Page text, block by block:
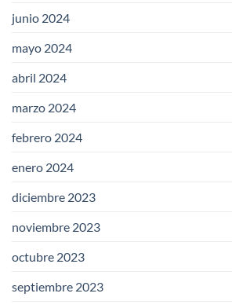
junio 2024
mayo 2024
abril 2024
marzo 2024
febrero 2024
enero 2024
diciembre 2023
noviembre 2023
octubre 2023
septiembre 2023